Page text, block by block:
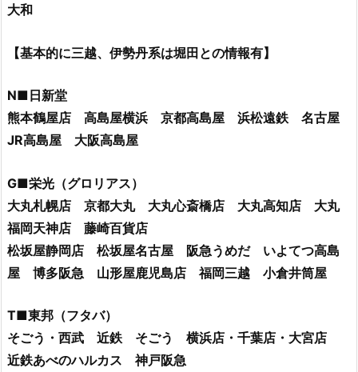
大和
【基本的に三越、伊勢丹系は堀田との情報有】
N■日新堂
熊本鶴屋店 高島屋横浜 京都高島屋 浜松遠鉄 名古屋
JR高島屋 大阪高島屋
G■栄光（グロリアス）
大丸札幌店 京都大丸 大丸心斎橋店 大丸高知店 大丸
福岡天神店 藤崎百貨店
松坂屋静岡店 松坂屋名古屋 阪急うめだ いよてつ高島
屋 博多阪急 山形屋鹿児島店 福岡三越 小倉井筒屋
T■東邦（フタバ）
そごう・西武 近鉄 そごう 横浜店・千葉店・大宮店
近鉄あべのハルカス 神戸阪急